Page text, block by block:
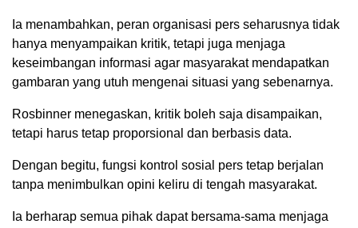
Ia menambahkan, peran organisasi pers seharusnya tidak
hanya menyampaikan kritik, tetapi juga menjaga
keseimbangan informasi agar masyarakat mendapatkan
gambaran yang utuh mengenai situasi yang sebenarnya.
Rosbinner menegaskan, kritik boleh saja disampaikan,
tetapi harus tetap proporsional dan berbasis data.
Dengan begitu, fungsi kontrol sosial pers tetap berjalan
tanpa menimbulkan opini keliru di tengah masyarakat.
Ia berharap semua pihak dapat bersama-sama menjaga